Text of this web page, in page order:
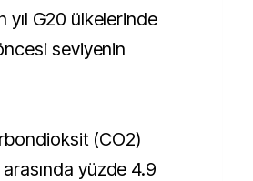
yıl G20 ülkelerinde
seviyenin
(CO2)
yüzde 4.9